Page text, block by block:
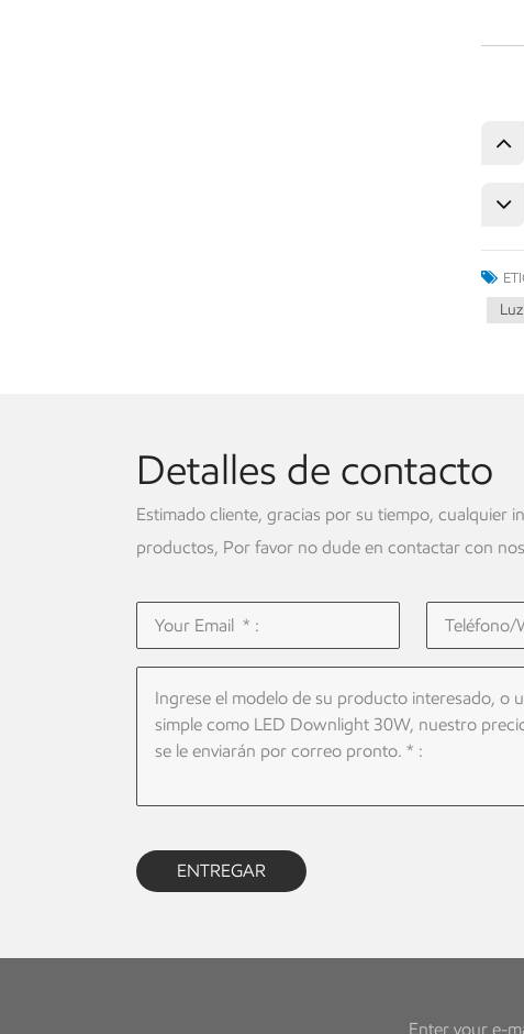
Detalles de contacto
Estimado cliente, gracias por su tiempo, cualquier
productos, Por favor no dude en contactar con
ENTREGAR